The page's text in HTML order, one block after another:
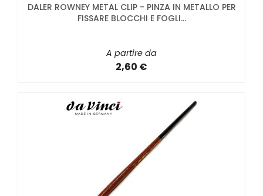
DALER ROWNEY METAL CLIP - PINZA IN METALLO PER
FISSARE BLOCCHI E FOGLI...
A partire da
2,60 €